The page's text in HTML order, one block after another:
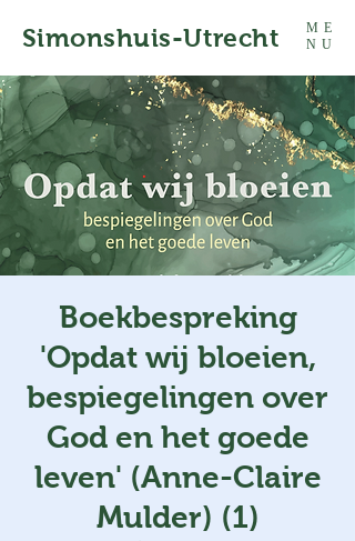
ME
NU
Simonshuis-Utrecht
Boekbespreking
'Opdat wij bloeien,
bespiegelingen over
God en het goede
leven' (Anne-Claire
Mulder) (1)